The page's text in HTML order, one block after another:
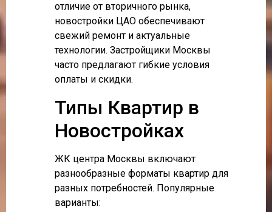
отличие от вторичного рынка,
новостройки ЦАО обеспечивают
свежий ремонт и актуальные
технологии. Застройщики Москвы
часто предлагают гибкие условия
оплаты и скидки.
Типы Квартир в
Новостройках
ЖК центра Москвы включают
разнообразные форматы квартир для
разных потребностей. Популярные
варианты: